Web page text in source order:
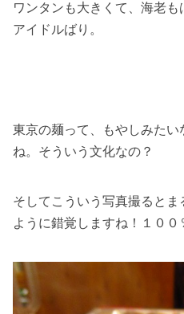
ワンタンも大きくて、海老
アイドルばり。
東京の麺って、もやしみた
ね。そういう文化なの？
そしてこういう写真撮ると
ように錯覚しますね！１００